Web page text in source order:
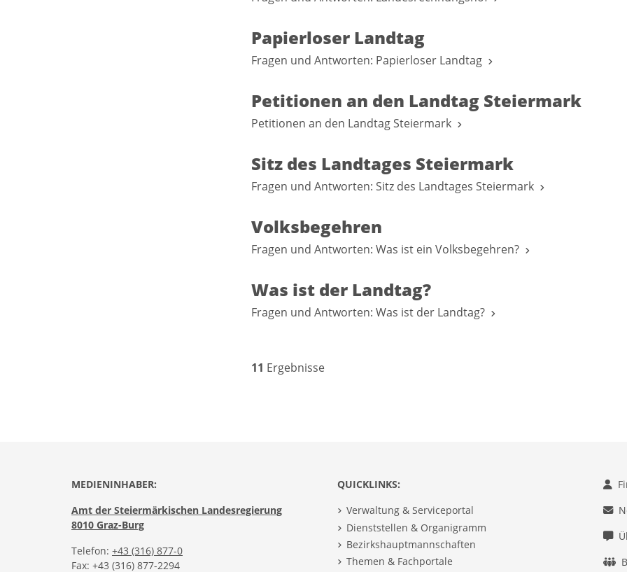
Papierloser Landtag
Fragen und Antworten: Papierloser Landtag
Petitionen an den Landtag Steiermark
Petitionen an den Landtag Steiermark
Sitz des Landtages Steiermark
Fragen und Antworten: Sitz des Landtages Steiermark
Volksbegehren
Fragen und Antworten: Was ist ein Volksbegehren?
Was ist der Landtag?
Fragen und Antworten: Was ist der Landtag?
11 Ergebnisse
MEDIENINHABER:
Amt der Steiermärkischen Landesregierung
8010 Graz-Burg
Telefon: +43 (316) 877-0
Fax: +43 (316) 877-2294
QUICKLINKS:
Verwaltung & Serviceportal
Dienststellen & Organigramm
Bezirkshauptmannschaften
Themen & Fachportale